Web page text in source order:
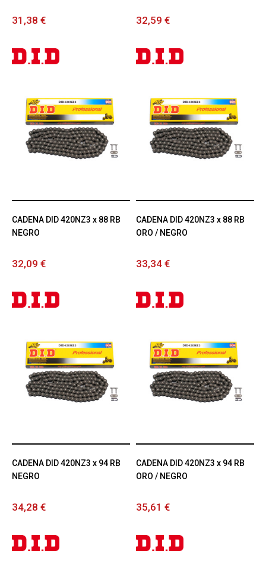
31,38 € 32,59 €
CADENA DID 420NZ3 x 88 RB
NEGRO
32,09 €
CADENA DID 420NZ3 x 88 RB
ORO / NEGRO
33,34 €
CADENA DID 420NZ3 x 94 RB
NEGRO
34,28 €
CADENA DID 420NZ3 x 94 RB
ORO / NEGRO
35,61 €